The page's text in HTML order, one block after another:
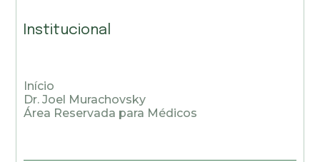
Institucional
Início
Dr. Joel Murachovsky
Área Reservada para Médicos